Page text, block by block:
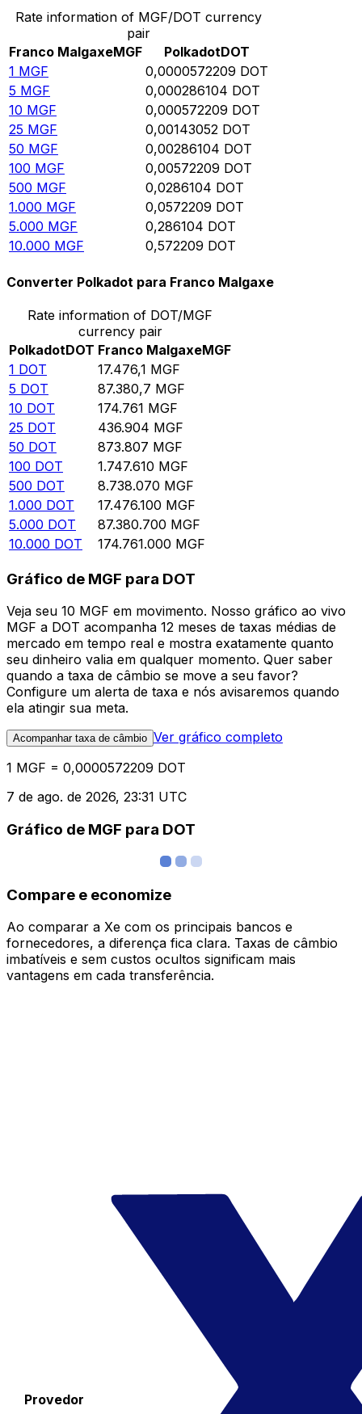
Rate information of MGF/DOT currency
pair
Franco MalgaxeMGF PolkadotDOT
1 MGF 0,0000572209 DOT
5 MGF 0,000286104 DOT
10 MGF 0,000572209 DOT
25 MGF 0,00143052 DOT
50 MGF 0,00286104 DOT
100 MGF 0,00572209 DOT
500 MGF 0,0286104 DOT
1.000 MGF 0,0572209 DOT
5.000 MGF 0,286104 DOT
10.000 MGF 0,572209 DOT
Converter Polkadot para Franco Malgaxe
Rate information of DOT/MGF
currency pair
PolkadotDOT Franco MalgaxeMGF
1 DOT 17.476,1 MGF
5 DOT 87.380,7 MGF
10 DOT 174.761 MGF
25 DOT 436.904 MGF
50 DOT 873.807 MGF
100 DOT 1.747.610 MGF
500 DOT 8.738.070 MGF
1.000 DOT 17.476.100 MGF
5.000 DOT 87.380.700 MGF
10.000 DOT 174.761.000 MGF
Gráfico de MGF para DOT
Veja seu 10 MGF em movimento. Nosso gráfico ao vivo
MGF a DOT acompanha 12 meses de taxas médias de
mercado em tempo real e mostra exatamente quanto
seu dinheiro valia em qualquer momento. Quer saber
quando a taxa de câmbio se move a seu favor?
Configure um alerta de taxa e nós avisaremos quando
ela atingir sua meta.
Acompanhar taxa de câmbio Ver gráfico completo
1 MGF = 0,0000572209 DOT
7 de ago. de 2026, 23:31 UTC
Gráfico de MGF para DOT
Compare e economize
Ao comparar a Xe com os principais bancos e
fornecedores, a diferença fica clara. Taxas de câmbio
imbatíveis e sem custos ocultos significam mais
vantagens em cada transferência.
Provedor